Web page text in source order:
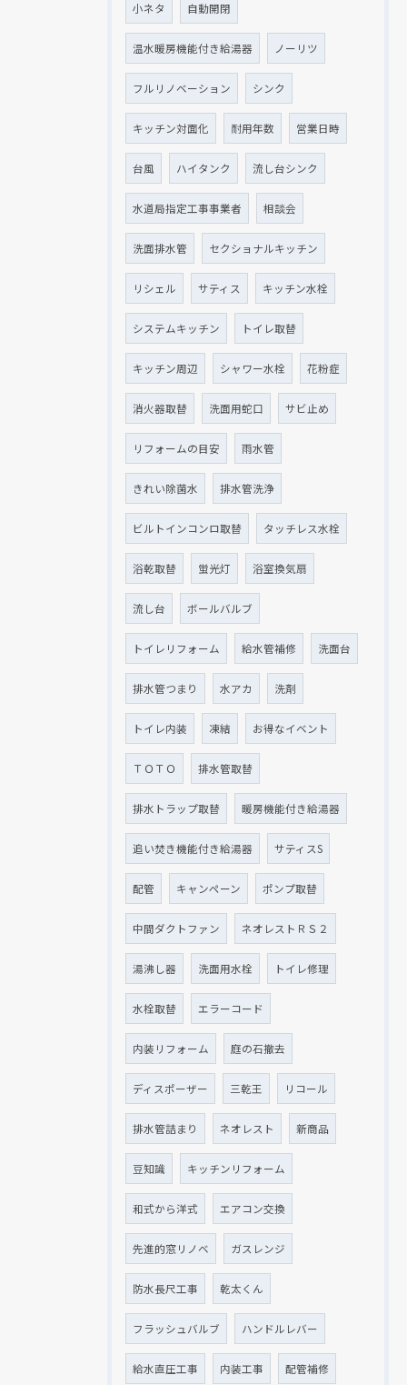
小ネタ 自動開閉
温水暖房機能付き給湯器 ノーリツ
フルリノベーション シンク
キッチン対面化 耐用年数 営業日時
台風 ハイタンク 流し台シンク
水道局指定工事事業者 相談会
洗面排水管 セクショナルキッチン
リシェル サティス キッチン水栓
システムキッチン トイレ取替
キッチン周辺 シャワー水栓 花粉症
消火器取替 洗面用蛇口 サビ止め
リフォームの目安 雨水管
きれい除菌水 排水管洗浄
ビルトインコンロ取替 タッチレス水栓
浴乾取替 蛍光灯 浴室換気扇
流し台 ボールバルブ
トイレリフォーム 給水管補修 洗面台
排水管つまり 水アカ 洗剤
トイレ内装 凍結 お得なイベント
ＴＯＴＯ 排水管取替
排水トラップ取替 暖房機能付き給湯器
追い焚き機能付き給湯器 サティスS
配管 キャンペーン ポンプ取替
中間ダクトファン ネオレストＲＳ２
湯沸し器 洗面用水栓 トイレ修理
水栓取替 エラーコード
内装リフォーム 庭の石撤去
ディスポーザー 三乾王 リコール
排水管詰まり ネオレスト 新商品
豆知識 キッチンリフォーム
和式から洋式 エアコン交換
先進的窓リノベ ガスレンジ
防水長尺工事 乾太くん
フラッシュバルブ ハンドルレバー
給水直圧工事 内装工事 配管補修